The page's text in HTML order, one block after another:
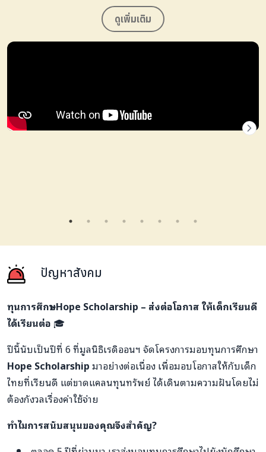
สำคัญในการพัฒนาชาติของเรา
ทุกบาททุกสตางค์ของคุณ คือการลงทุนในอนาคตของเด็กๆ
และสังคมที่ดีกว่า
ดูเพิ่มเติม
ปัญหาสังคม
ทุนการศึกษาHope Scholarship – ส่งต่อโอกาส ให้เด็กเรียนดี
ได้เรียนต่อ 🎓
ปีนี้นับเป็นปีที่ 6 ที่มูลนิธิเรดิออนฯ จัดโครงการมอบทุนการศึกษา
Hope Scholarshipมาอย่างต่อเนื่อง เพื่อมอบโอกาสให้กับเด็ก
ไทยที่เรียนดี แต่ขาดแคลนทุนทรัพย์ ได้เดินตามความฝันโดยไม่
ต้องกังวลเรื่องค่าใช้จ่าย
ทำไมการสนับสนุนของคุณจึงสำคัญ?